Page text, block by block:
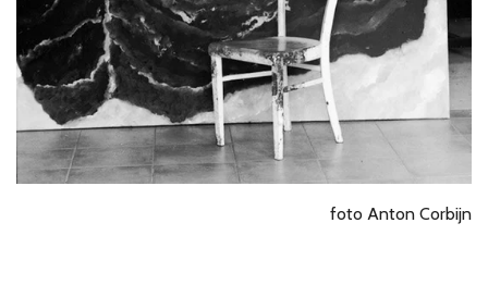
foto Anton Corbijn